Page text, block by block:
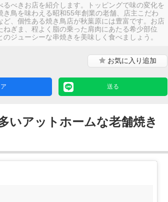
べきお店を紹介します。トッピングで味の変化を
き鳥を味わえる昭和55年創業の老舗、店主こだわ
ど、個性ある焼き鳥店が秋葉原には豊富です。お店
ぎま、程よく脂の乗った肩肉にあたる希少部位
のジューシーな串焼きを美味しく食べましょう。
お気に入り追加
送る
いアットホームな老舗焼き